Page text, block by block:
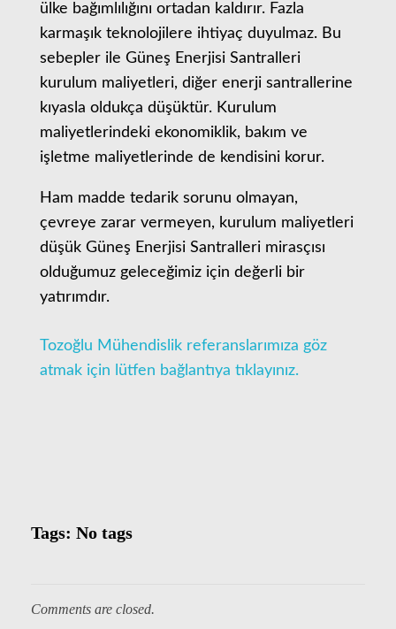
ülke bağımlılığını ortadan kaldırır. Fazla
karmaşık teknolojilere ihtiyaç duyulmaz. Bu
sebepler ile Güneş Enerjisi Santralleri
kurulum maliyetleri, diğer enerji santrallerine
kıyasla oldukça düşüktür. Kurulum
maliyetlerindeki ekonomiklik, bakım ve
işletme maliyetlerinde de kendisini korur.
Ham madde tedarik sorunu olmayan,
çevreye zarar vermeyen, kurulum maliyetleri
düşük Güneş Enerjisi Santralleri mirasçısı
olduğumuz geleceğimiz için değerli bir
yatırımdır.
Tozoğlu Mühendislik referanslarımıza göz
atmak için lütfen bağlantıya tıklayınız.
Tags: No tags
Comments are closed.